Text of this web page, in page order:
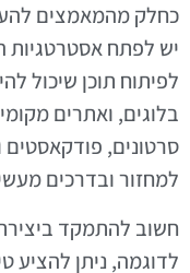
כחלק מהמאמצים
יש לפתח אסטרטגיות
לפיתוח תוכן שיכול
בלוגים, ואתרים
סרטונים,
למחזור ובדרכים
חשוב להתמקד ביצירת
לדוגמה, ניתן להציע